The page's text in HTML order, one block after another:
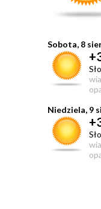
Sobota, 8
Niedziela, 9